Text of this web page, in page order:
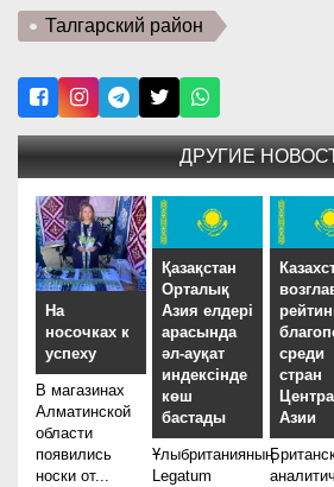
Талгарский район
ДРУГИЕ
На
носочках к
успеху
В магазинах
Алматинской
области
появились
носки от...
Қазақстан
Орталық
Азия елдері
арасында
әл-ауқат
индексінде
көш
бастады
Ұлыбританияның
Legatum
среди
стран
Азии